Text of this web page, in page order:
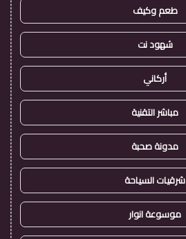
طعم وكيف
شهود نت
أركاني
مباشر التقنية
مدونة صحبة
شرقيات السياحة
موسوعة انوار